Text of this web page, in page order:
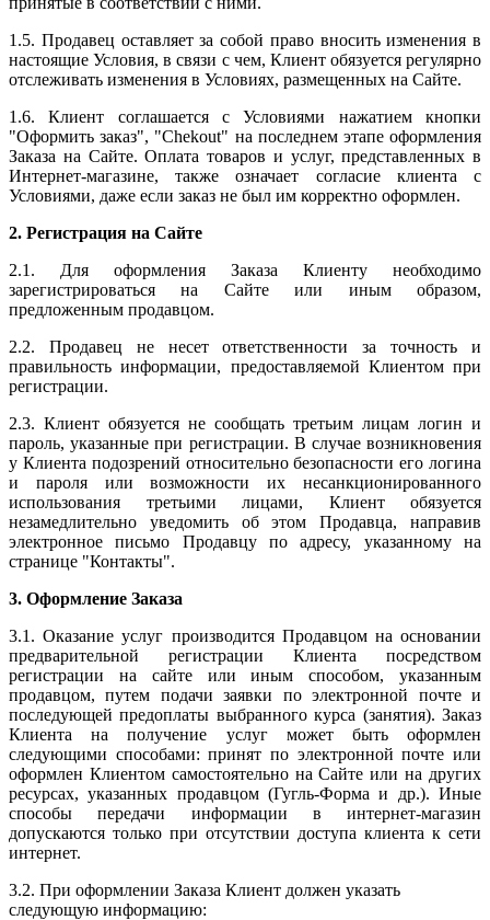
1.5. Продавец оставляет за собой право вносить изменения в
настоящие Условия, в связи с чем, Клиент обязуется регулярно
отслеживать изменения в Условиях, размещенных на Сайте.
1.6. Клиент соглашается с Условиями нажатием кнопки
"Оформить заказ", "Chekout" на последнем этапе оформления
Заказа на Сайте. Оплата товаров и услуг, представленных в
Интернет-магазине, также означает согласие клиента с
Условиями, даже если заказ не был им корректно оформлен.
2. Регистрация на Сайте
2.1. Для оформления Заказа Клиенту необходимо
зарегистрироваться на Сайте или иным образом,
предложенным продавцом.
2.2. Продавец не несет ответственности за точность и
правильность информации, предоставляемой Клиентом при
регистрации.
2.3. Клиент обязуется не сообщать третьим лицам логин и
пароль, указанные при регистрации. В случае возникновения
у Клиента подозрений относительно безопасности его логина
и пароля или возможности их несанкционированного
использования третьими лицами, Клиент обязуется
незамедлительно уведомить об этом Продавца, направив
электронное письмо Продавцу по адресу, указанному на
странице "Контакты".
3. Оформление Заказа
3.1. Оказание услуг производится Продавцом на основании
предварительной регистрации Клиента посредством
регистрации на сайте или иным способом, указанным
продавцом, путем подачи заявки по электронной почте и
последующей предоплаты выбранного курса (занятия). Заказ
Клиента на получение услуг может быть оформлен
следующими способами: принят по электронной почте или
оформлен Клиентом самостоятельно на Сайте или на других
ресурсах, указанных продавцом (Гугль-Форма и др.). Иные
способы передачи информации в интернет-магазин
допускаются только при отсутствии доступа клиента к сети
интернет.
3.2. При оформлении Заказа Клиент должен указать
следующую информацию: